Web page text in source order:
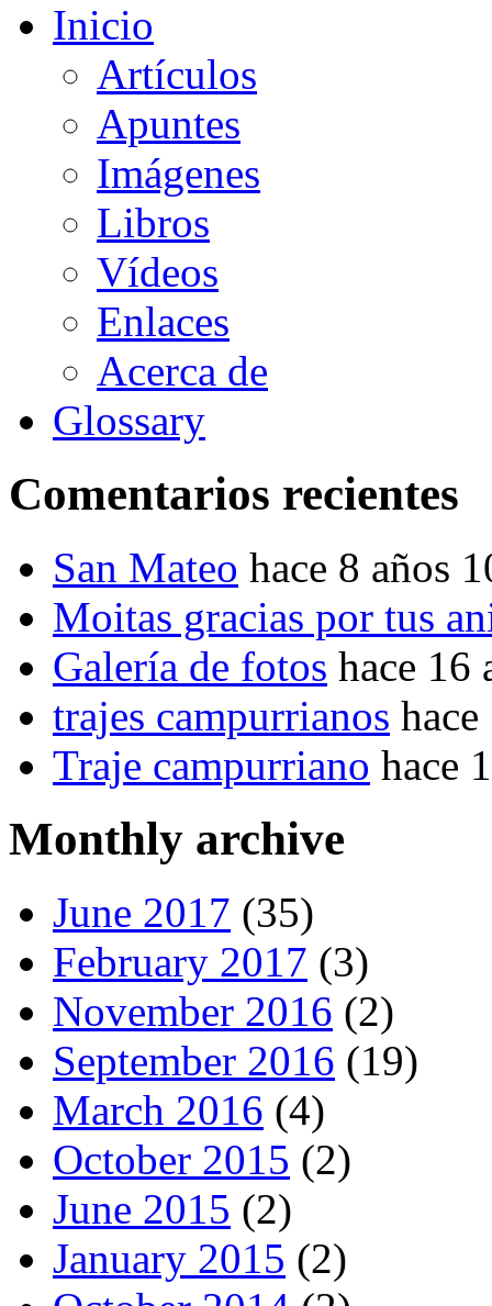
Inicio
Artículos
Apuntes
Imágenes
Libros
Vídeos
Enlaces
Acerca de
Glossary
Comentarios recientes
San Mateo hace 8 años
Moitas gracias por tus
Galería de fotos hace 16
trajes campurrianos
Traje campurriano hace
Monthly archive
June 2017 (35)
February 2017 (3)
November 2016 (2)
September 2016 (19)
March 2016 (4)
October 2015 (2)
June 2015 (2)
January 2015 (2)